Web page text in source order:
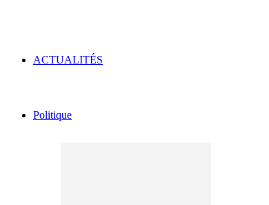
ACTUALITÉS
Politique